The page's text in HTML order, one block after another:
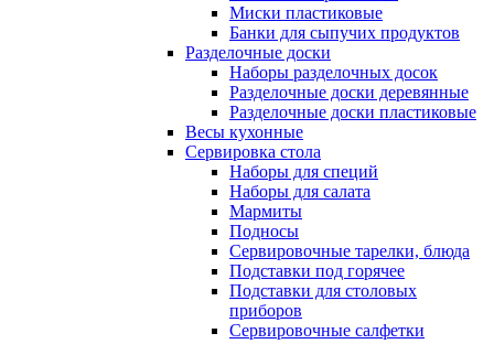
Миски пластиковые
Банки для сыпучих продуктов
Разделочные доски
Наборы разделочных досок
Разделочные доски деревянные
Разделочные доски пластиковые
Весы кухонные
Сервировка стола
Наборы для специй
Наборы для салата
Мармиты
Подносы
Сервировочные тарелки, блюда
Подставки под горячее
Подставки для столовых
приборов
Сервировочные салфетки